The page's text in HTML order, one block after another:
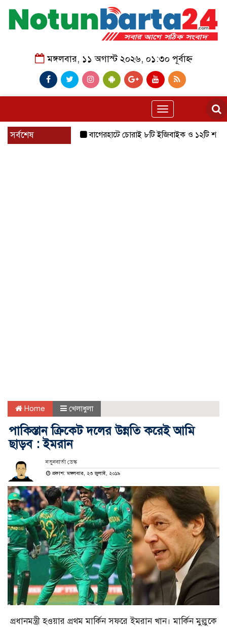
মঙ্গলবার, ১১ অগাস্ট ২০২৬, ০১:৩০ পূর্বাহ্ন
Toggle
navigation
সর্বশেষ বাগেরহাটে চোরাই ৮টি ইজিবাইক ও ১২টি শ্যালোমেশিন
Home খেলাধুলা
পাকিস্তান ক্রিকেট দলের উন্নতি করেই আমি
ছাড়ব : ইমরান
নতুনবার্তা ডেস্ক
প্রকাশ: মঙ্গলবার, ২৩ জুলাই, ২০১৯
প্রধানমন্ত্রী হওয়ার প্রথম মার্কিন সফরে ইমরান খান। মার্কিন মুল্লুকে